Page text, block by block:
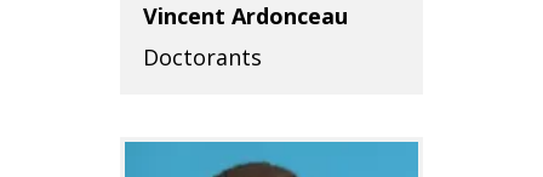
Vincent Ardonceau
Doctorants